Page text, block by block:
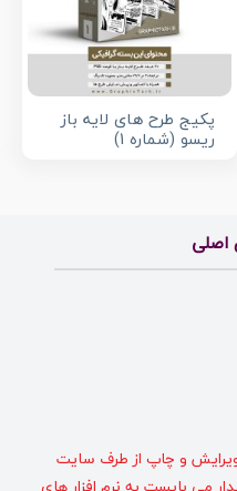
پکیج طرح های لایه باز
ریسو (شماره 1)
اصلی
و چاپ از طرف سایت